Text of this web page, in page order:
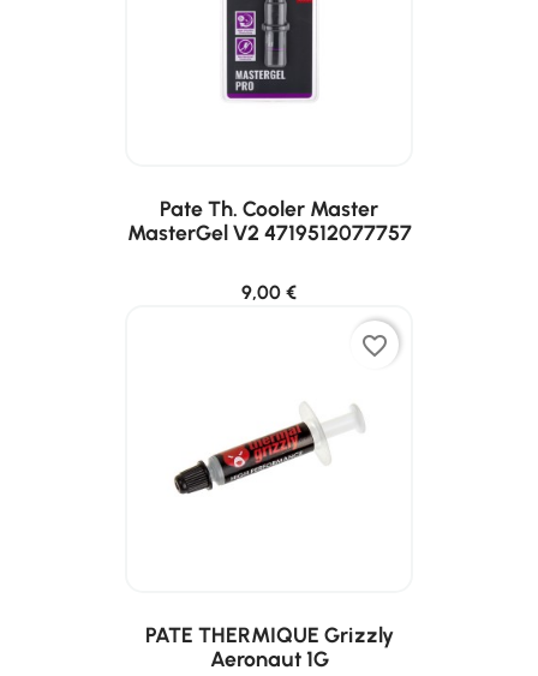
Pate Th. Cooler Master
MasterGel V2 4719512077757
9,00 €
favorite_border
PATE THERMIQUE Grizzly
Aeronaut 1G